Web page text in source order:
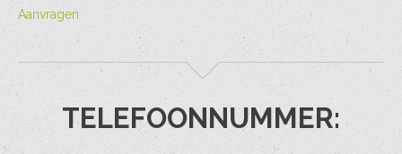
Aanvragen
TELEFOONNUMMER: